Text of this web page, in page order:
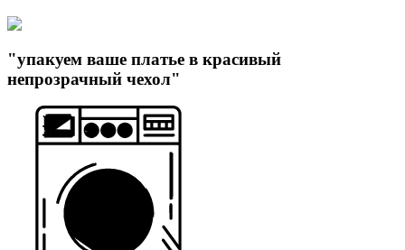
"упакуем ваше платье в красивый
непрозрачный чехол"